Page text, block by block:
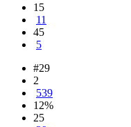
15
11
45
5
#29
2
539
12%
25